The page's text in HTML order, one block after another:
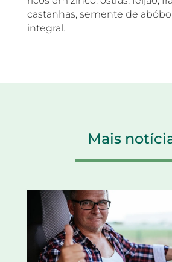
castanhas, semente de
integral.
Mais